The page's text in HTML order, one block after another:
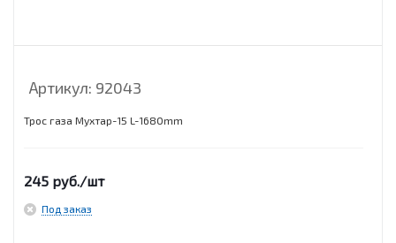
Артикул: 92043
Трос газа Мухтар-15 L-1680mm
245 руб./шт
Под заказ